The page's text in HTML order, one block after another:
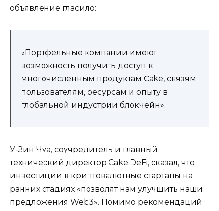
объявление гласило:
«Портфельные компании имеют
возможность получить доступ к
многочисленным продуктам Cake, связям,
пользователям, ресурсам и опыту в
глобальной индустрии блокчейн».
У-Зин Чуа, соучредитель и главный
технический директор Cake DeFi, сказал, что
инвестиции в криптовалютные стартапы на
ранних стадиях «позволят нам улучшить наши
предложения Web3». Помимо рекомендаций